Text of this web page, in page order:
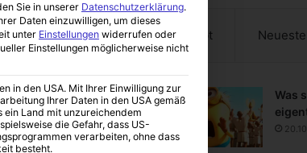
Beliebt Neueste
Was
Sie in unserer Datenschutzerklärung.
Daten einzuwilligen, um dieses
unter Einstellungen widerrufen oder
Einstellungen möglicherweise nicht
in den USA. Mit Ihrer Einwilligung zur
Ihrer Daten in den USA gemäß
ein Land mit unzureichendem
die Gefahr, dass US-
verarbeiten, ohne dass
besteht.